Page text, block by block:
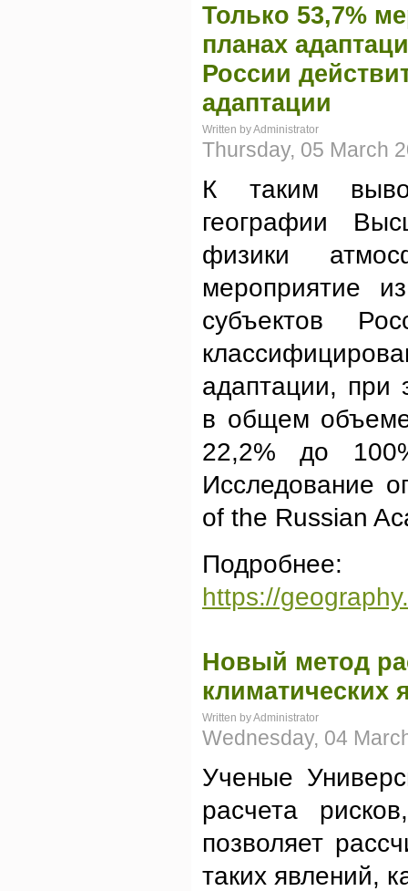
Только 53,7%
планах
России
адаптации
Written by Administrator
Thursday, 05 March
К таким
географии
физики
мероприятие
субъектов
адаптации, при
в общем объеме
22,2% до
Исследование
of the Russian
Подробнее:
https://
Новый метод
климатических
Written by Administrator
Wednesday, 04
Ученые
расчета
позволяет
таких явлений,